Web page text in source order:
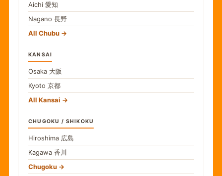
Aichi 愛知
Nagano 長野
All Chubu
KANSAI
Osaka 大阪
Kyoto 京都
All Kansai
CHUGOKU / SHIKOKU
Hiroshima 広島
Kagawa 香川
Chugoku